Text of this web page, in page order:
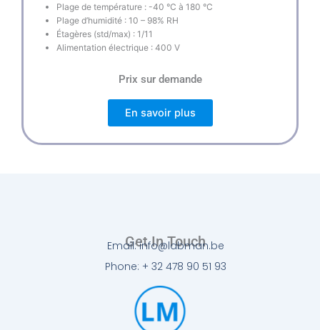
Plage de température : -40 °C à 180 °C
Plage d’humidité : 10 – 98% RH
Étagères (std/max) : 1/11
Alimentation électrique : 400 V
Prix sur demande
En savoir plus
Get In Touch
Email: info@labman.be
Phone: + 32 478 90 51 93